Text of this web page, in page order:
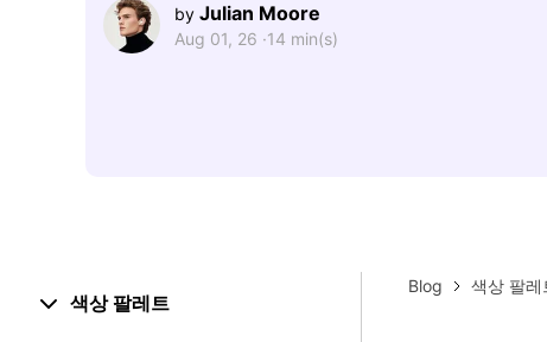
by Julian Moore
Aug 01, 26 ·14 min(s)
색상 팔레트
Blog 색상 팔레